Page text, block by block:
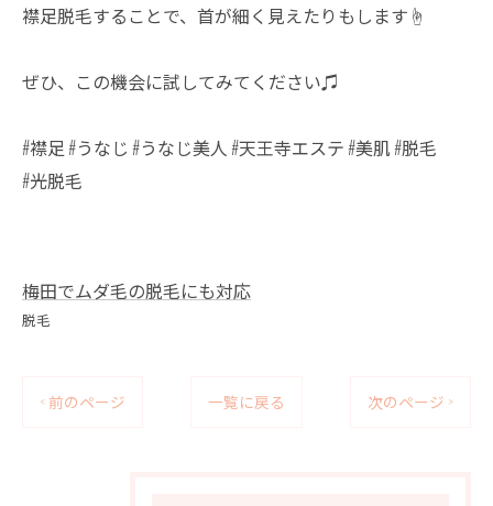
襟足脱毛することで、首が細く見えたりもします☝️
ぜひ、この機会に試してみてください♫
#襟足 #うなじ #うなじ美人 #天王寺エステ #美肌 #脱毛
#光脱毛
梅田でムダ毛の脱毛にも対応
脱毛
< 前のページ 一覧に戻る 次のページ >